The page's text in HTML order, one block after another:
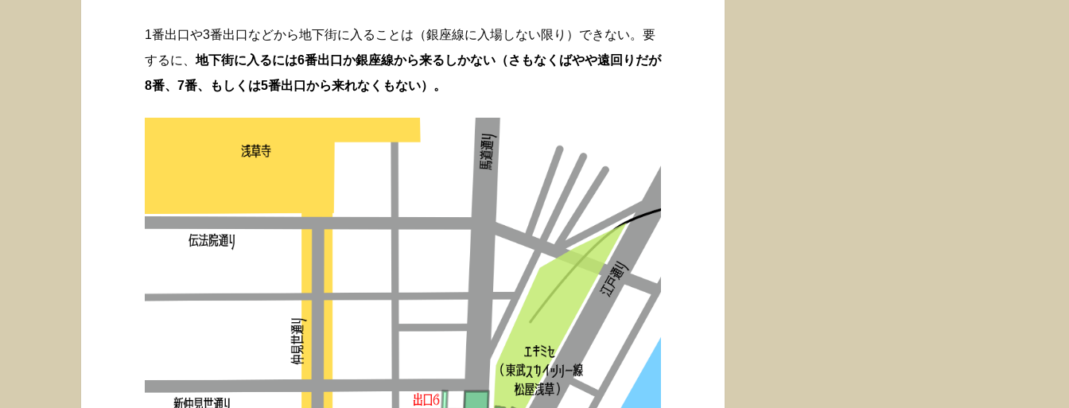
1番出口や3番出口などから地下街に入ることは（銀座線に入場しない限り）できない。要
するに、 地下街に入るには6番出口か銀座線から来るしかない（さもなくばやや遠回りだが
8番、7番、もしくは5番出口から来れなくもない）。